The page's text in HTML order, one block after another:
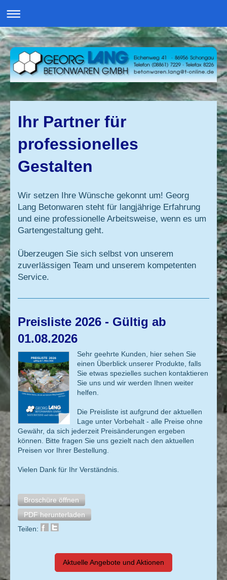
Ihr Partner für
professionelles
Gestalten
Wir setzen Ihre Wünsche gekonnt um! Georg
Lang Betonwaren steht für langjährige Erfahrung
und eine professionelle Arbeitsweise, wenn es um
Gartengestaltung geht.
Überzeugen Sie sich selbst von unserem
zuverlässigen Team und unserem kompetenten
Service.
Preisliste 2026 - Gültig ab
01.08.2026
Sehr geehrte Kunden, hier sehen Sie
einen Überblick unserer Produkte, falls
Sie etwas spezielles suchen kontaktieren
Sie uns und wir werden Ihnen weiter
helfen.
Die Preisliste ist aufgrund der aktuellen
Lage unter Vorbehalt - alle Preise ohne
Gewähr, da sich jederzeit Preisänderungen ergeben
können. Bitte fragen Sie uns gezielt nach den aktuellen
Preisen vor Ihrer Bestellung.
Vielen Dank für Ihr Verständnis.
Broschüre öffnen
PDF herunterladen
Teilen:
Aktuelle Angebote und Aktionen